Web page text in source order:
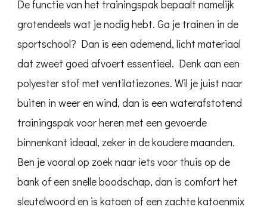
De functie van het trainingspak bepaalt namelijk
grotendeels wat je nodig hebt. Ga je trainen in de
sportschool? Dan is een ademend, licht materiaal
dat zweet goed afvoert essentieel. Denk aan een
polyester stof met ventilatiezones. Wil je juist naar
buiten in weer en wind, dan is een waterafstotend
trainingspak voor heren met een gevoerde
binnenkant ideaal, zeker in de koudere maanden.
Ben je vooral op zoek naar iets voor thuis op de
bank of een snelle boodschap, dan is comfort het
sleutelwoord en is katoen of een zachte katoenmix